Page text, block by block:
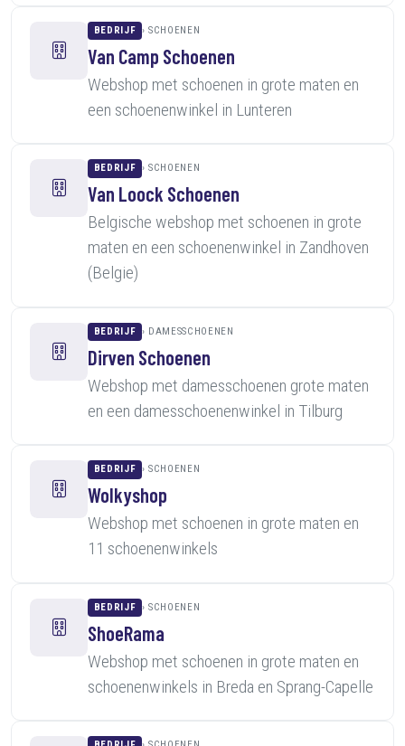
BEDRIJF SCHOENEN
Van Camp Schoenen
Webshop met schoenen in grote maten en
een schoenenwinkel in Lunteren
BEDRIJF SCHOENEN
Van Loock Schoenen
Belgische webshop met schoenen in grote
maten en een schoenenwinkel in Zandhoven
(Belgie)
BEDRIJF DAMESSCHOENEN
Dirven Schoenen
Webshop met damesschoenen grote maten
en een damesschoenenwinkel in Tilburg
BEDRIJF SCHOENEN
Wolkyshop
Webshop met schoenen in grote maten en
11 schoenenwinkels
BEDRIJF SCHOENEN
ShoeRama
Webshop met schoenen in grote maten en
schoenenwinkels in Breda en Sprang-Capelle